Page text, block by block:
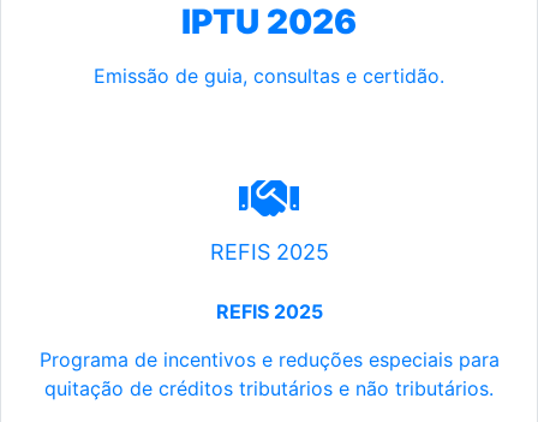
IPTU 2026
Emissão de guia, consultas e certidão.
REFIS 2025
REFIS 2025
Programa de incentivos e reduções especiais para
quitação de créditos tributários e não tributários.